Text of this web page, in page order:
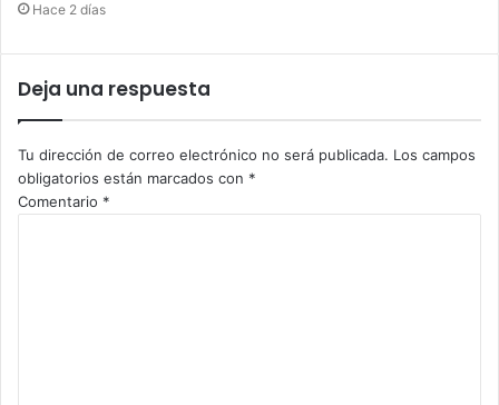
Hace 2 días
Deja una respuesta
Tu dirección de correo electrónico no será publicada. Los campos
obligatorios están marcados con *
Comentario *